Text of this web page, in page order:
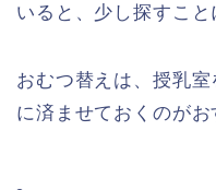
いると、少し探すこと
おむつ替えは、授乳室
に済ませておくのがお